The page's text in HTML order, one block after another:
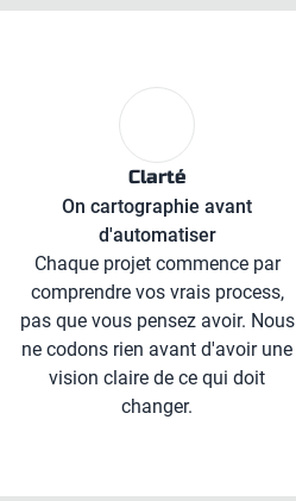
Clarté
On cartographie avant
d'automatiser
Chaque projet commence par
comprendre vos vrais process,
pas que vous pensez avoir. Nous
ne codons rien avant d'avoir une
vision claire de ce qui doit
changer.